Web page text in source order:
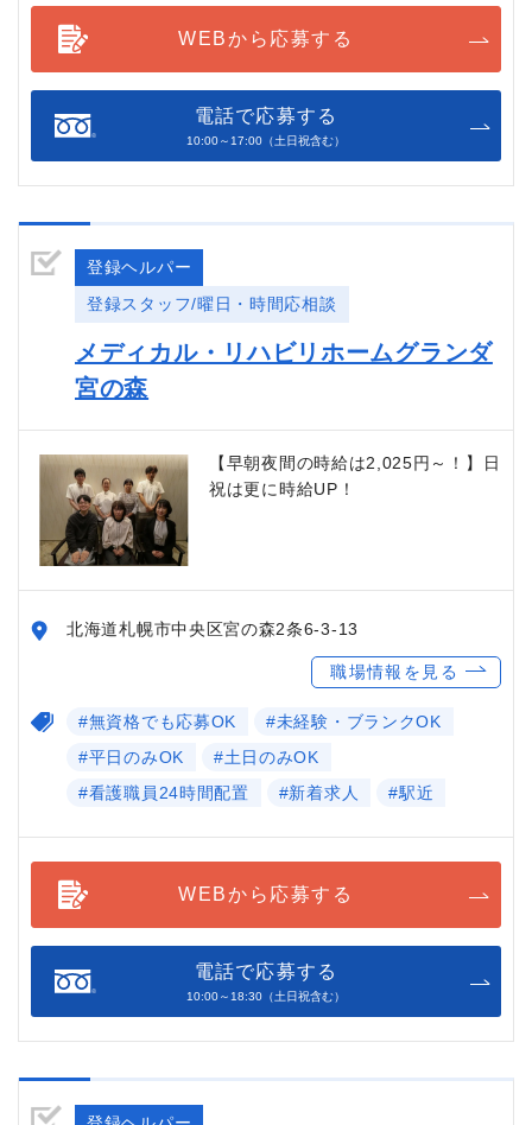
WEBから応募する
電話で応募する
10:00～17:00（土日祝含む）
登録ヘルパー
登録スタッフ/曜日・時間応相談
メディカル・リハビリホームグランダ
宮の森
【早朝夜間の時給は2,025円～！】日
祝は更に時給UP！
北海道札幌市中央区宮の森2条6-3-13
職場情報を見る
#無資格でも応募OK
#未経験・ブランクOK
#平日のみOK
#土日のみOK
#看護職員24時間配置
#新着求人 #駅近
WEBから応募する
電話で応募する
10:00～18:30（土日祝含む）